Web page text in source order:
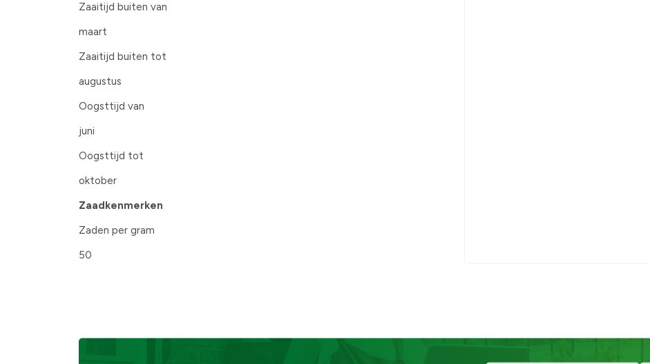
Zaaitijd buiten van
maart
Zaaitijd buiten tot
augustus
Oogsttijd van
juni
Oogsttijd tot
oktober
Zaadkenmerken
Zaden per gram
50